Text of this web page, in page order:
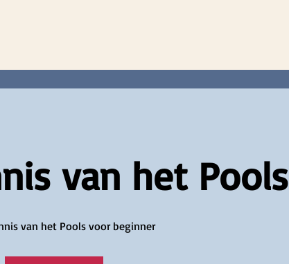
van het Pools
van het Pools voor beginner